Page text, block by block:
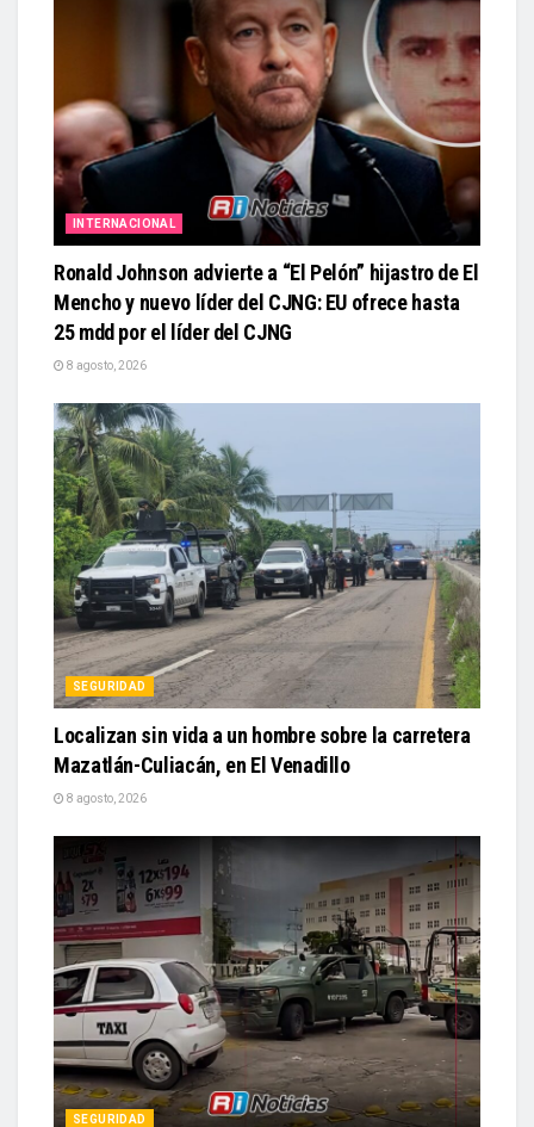
INTERNACIONAL
Ronald Johnson advierte a “El Pelón” hijastro de El
Mencho y nuevo líder del CJNG: EU ofrece hasta
25 mdd por el líder del CJNG
8 agosto, 2026
SEGURIDAD
Localizan sin vida a un hombre sobre la carretera
Mazatlán-Culiacán, en El Venadillo
8 agosto, 2026
SEGURIDAD